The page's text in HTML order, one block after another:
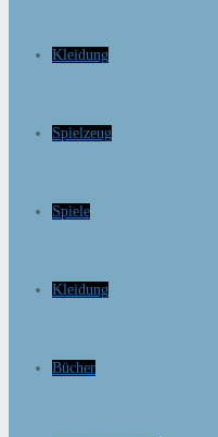
Kleidung
Spielzeug
Spiele
Kleidung
Bücher